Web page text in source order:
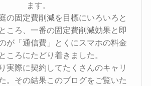
ます。
の固定費削減を目標にいろいろと
ころ、一番の固定費削減効果と即
が「通信費」とくにスマホの料金
ころにたどり着きました。
実際に契約してたくさんのキャリ
。その結果このブログをご覧いた